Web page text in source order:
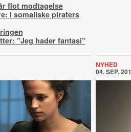
flot modtagelse
I somaliske piraters
”Jeg hader fantasi”
NYHED
04. SEP.